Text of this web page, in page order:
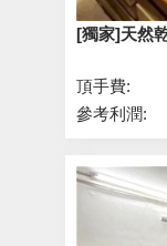
[獨家]天然
頂手費:
參考利潤: